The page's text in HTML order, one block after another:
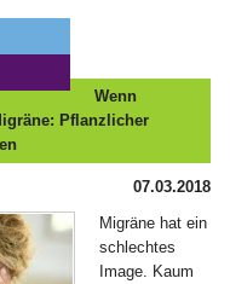
Wenn
Pflanzlicher
07.03.2018
Migräne hat ein
schlechtes
Image. Kaum